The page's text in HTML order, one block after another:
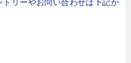
リーやお問い合わせは下記か